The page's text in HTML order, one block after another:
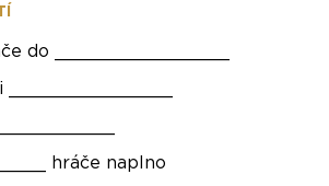
do ________________
hráče naplno